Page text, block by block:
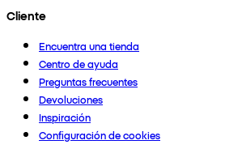
Cliente
Encuentra una tienda
Centro de ayuda
Preguntas frecuentes
Devoluciones
Inspiración
Configuración de cookies